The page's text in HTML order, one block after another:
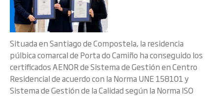
Situada en Santiago de Compostela, la residencia
púlbica comarcal de Porta do Camiño ha conseguido los
certificados AENOR de Sistema de Gestión en Centro
Residencial de acuerdo con la Norma UNE 158101 y
Sistema de Gestión de la Calidad según la Norma ISO